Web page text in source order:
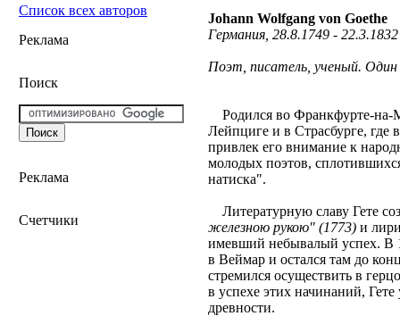
Список всех авторов
Реклама
Поиск
Реклама
Счетчики
Johann Wolfgang von Goethe
Германия, 28.8.1749 - 22.3.1832
Поэт, писатель, ученый. Один
Родился во Франкфурте-на-
Лейпциге и в Страсбурге, где
привлек его внимание к
молодых поэтов,
натиска".
Литературную славу Гете
железною рукою" (1773) и
имевший небывалый успех. В
в Веймар и остался там до
стремился осуществить в
в успехе этих начинаний,
древности.